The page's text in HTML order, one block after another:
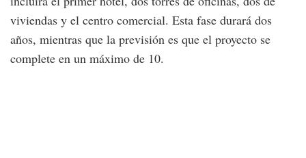
viviendas y el centro comercial. Esta fase durará dos
años, mientras que la previsión es que el proyecto se
complete en un máximo de 10.